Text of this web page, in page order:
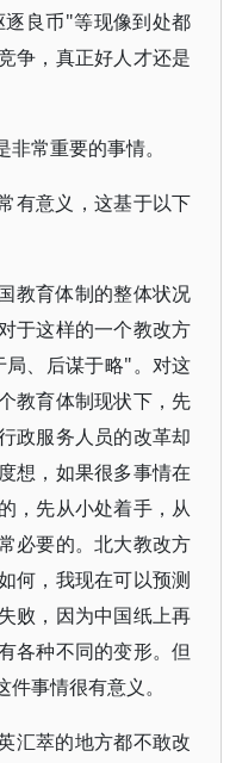
良币"等现像到处都
争，真正好人才还是
常重要的事情。
有意义，这基于以下
教育体制的整体状况
于这样的一个教改方
、后谋于略"。对这
教育体制现状下，先
政服务人员的改革却
想，如果很多事情在
，先从小处着手，从
必要的。北大教改方
何，我现在可以预测
败，因为中国纸上再
各种不同的变形。但
事情很有意义。
汇萃的地方都不敢改